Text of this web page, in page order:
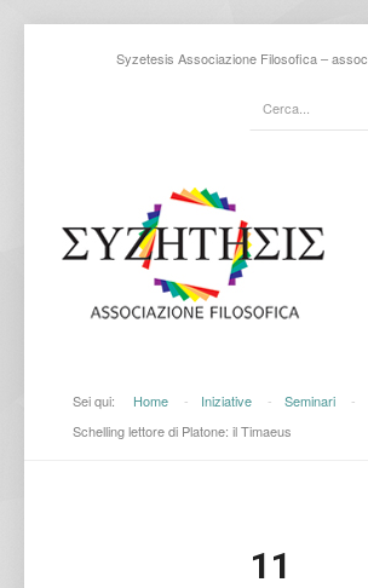
Syzetesis Associazione Filosofica –
Sei qui: Home - Iniziative - Seminari
-
Schelling lettore di Platone: il Timaeus
11